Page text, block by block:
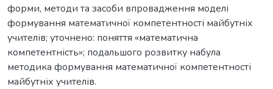
форми, методи та засоби впровадження моделі
формування математичної компетентності майбутніх
учителів; уточнено: поняття «математична
компетентність»; подальшого розвитку набула
методика формування математичної компетентності
майбутніх учителів.